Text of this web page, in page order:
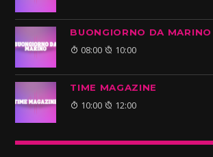
BUONGIORNO DA MARINO
08:00 10:00
TIME MAGAZINE
10:00 12:00